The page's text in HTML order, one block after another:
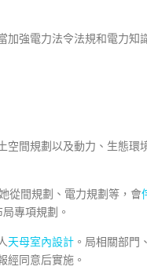
加強電力法令法規和電力知
空間規劃以及動力、生態環
從間規劃、電力規劃等，會
專項規劃。
天母室內設計 。局相關部門、
經同意后實施。